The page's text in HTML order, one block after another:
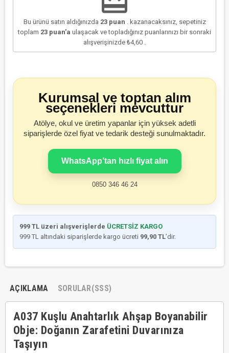
Bu ürünü satın aldığınızda 23puan . kazanacaksınız, sepetiniz
toplam 23 puan'a ulaşacak ve topladığınız puanlarınızı bir sonraki
alışverişinizde ₺4,60
Kurumsal ve toptan alım
seçenekleri mevcuttur
Atölye, okul ve üretim yapanlar için yüksek adetli
siparişlerde özel fiyat ve tedarik desteği sunulmaktadır.
WhatsApp’tan hızlı fiyat alın
0850 346 46 24
999 TL üzeri alışverişlerde ÜCRETSİZ KARGO
999 TL altındaki siparişlerde kargo ücreti 99,90 TL’dir.
AÇIKLAMA SORULAR(SSS)
A037 Kuşlu Anahtarlık Ahşap Boyanabilir
Obje: Doğanın Zarafetini Duvarınıza
Taşıyın